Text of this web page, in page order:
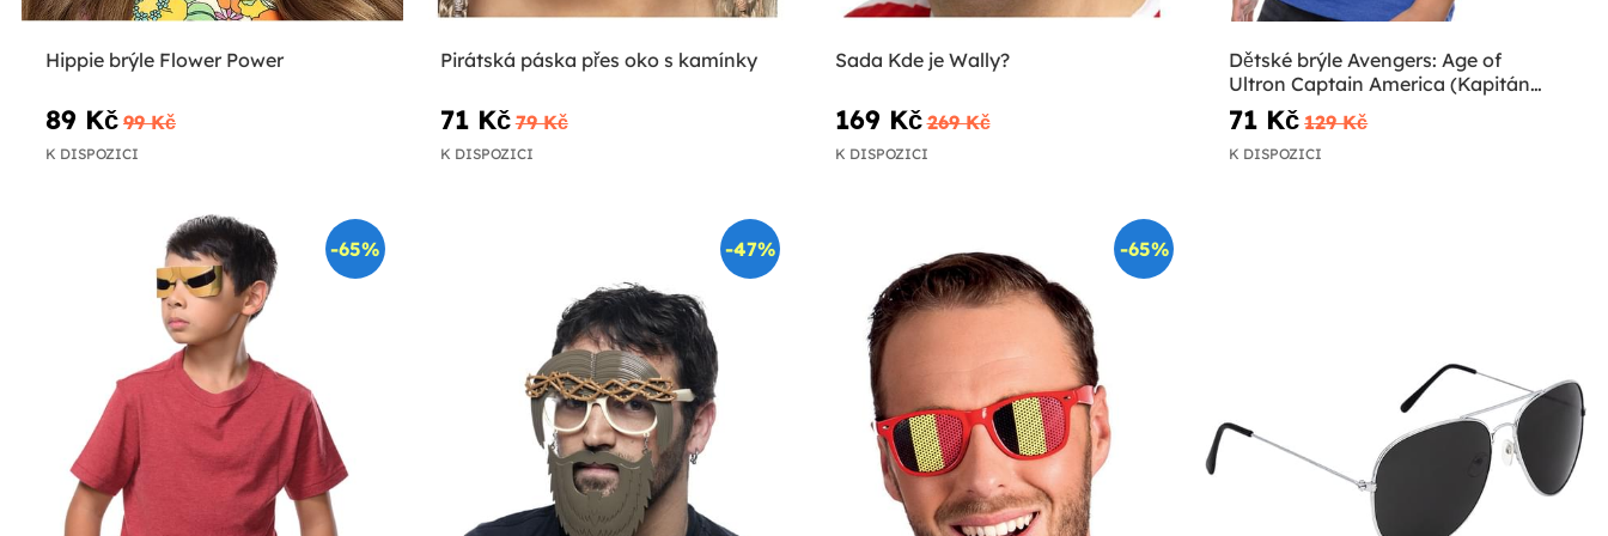
Hippie brýle Flower Power
89 Kč 99 Kč
K DISPOZICI
Pirátská páska přes oko s kamínky
71 Kč 79 Kč
K DISPOZICI
Sada Kde je Wally?
169 Kč 269 Kč
K DISPOZICI
Dětské brýle Avengers: Age of
Ultron Captain America (Kapitán
Amerika)
71 Kč 129 Kč
K DISPOZICI
-65% -47% -65%